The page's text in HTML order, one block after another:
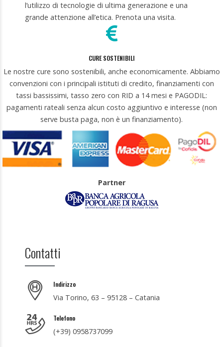
l’utilizzo di tecnologie di ultima generazione e una
grande attenzione all’etica. Prenota una visita.
CURE SOSTENIBILI
Le nostre cure sono sostenibili, anche economicamente. Abbiamo
convenzioni con i principali istituti di credito, finanziamenti con
tassi bassissimi, tasso zero con RID a 14 mesi e PAGODIL:
pagamenti rateali senza alcun costo aggiuntivo e interesse (non
serve busta paga, non è un finanziamento).
Partner
Contatti
Indirizzo
Via Torino, 63 – 95128 – Catania
Telefono
(+39) 0958737099